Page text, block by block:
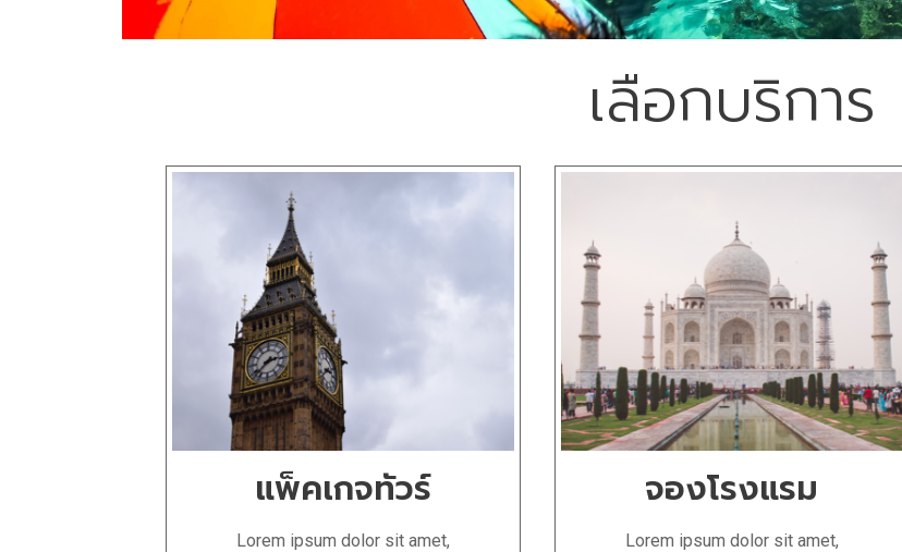
เลือกบริการ
แพ็คเกจทัวร์
Lorem ipsum dolor sit amet,
จองโรงแรม
Lorem ipsum dolor sit amet,